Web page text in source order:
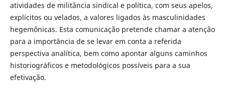
atividades de militância sindical e política, com seus apelos,
explícitos ou velados, a valores ligados às masculinidades
hegemônicas. Esta comunicação pretende chamar a atenção
para a importância de se levar em conta a referida
perspectiva analítica, bem como apontar alguns caminhos
historiográficos e metodológicos possíveis para a sua
efetivação.